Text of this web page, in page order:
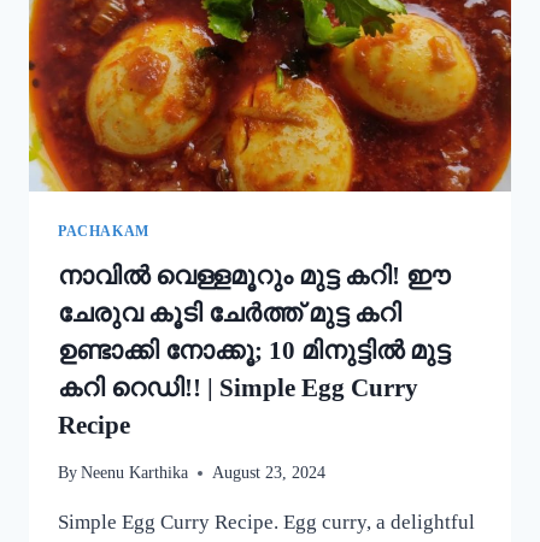
മിനുട്ടിൽ
നല്ല
സോഫ്റ്റ്
ദോശ
റെഡി!!
|
SPECIAL
RECIPE
PACHAKAM
നാവിൽ വെള്ളമൂറും മുട്ട കറി! ഈ
ചേരുവ കൂടി ചേർത്ത് മുട്ട കറി
ഉണ്ടാക്കി നോക്കൂ; 10 മിനുട്ടിൽ മുട്ട
കറി റെഡി!! | Simple Egg Curry
Recipe
By Neenu Karthika August 23, 2024
Simple Egg Curry Recipe. Egg curry, a delightful